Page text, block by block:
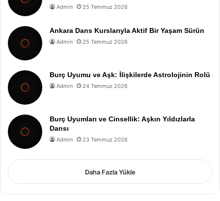
Admin 25 Temmuz 2026
Ankara Dans Kurslarıyla Aktif Bir Yaşam Sürün
Admin 25 Temmuz 2026
Burç Uyumu ve Aşk: İlişkilerde Astrolojinin Rolü
Admin 24 Temmuz 2026
Burç Uyumları ve Cinsellik: Aşkın Yıldızlarla
Dansı
Admin 23 Temmuz 2026
Daha Fazla Yükle